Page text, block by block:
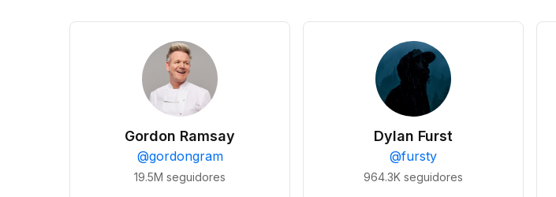
Gordon Ramsay
@gordongram
19.5M seguidores
Dylan Furst
@fursty
964.3K seguidores